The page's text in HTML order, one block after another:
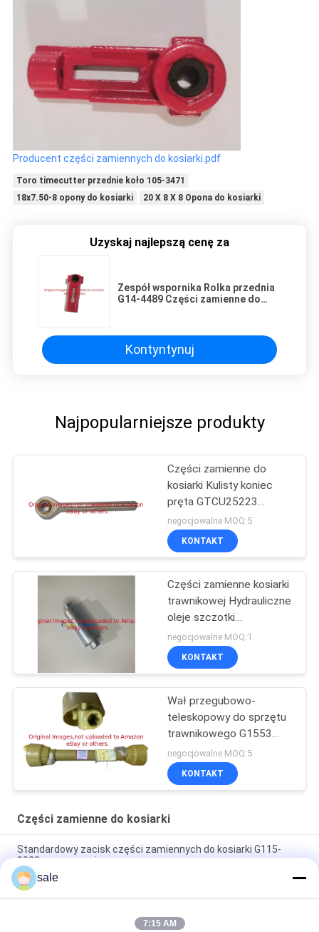
Producent części zamiennych do kosiarki.pdf
Toro timecutter przednie koło 105-3471
18x7.50-8 opony do kosiarki
20 X 8 X 8 Opona do kosiarki
Uzyskaj najlepszą cenę za
Zespół wspornika Rolka przednia
G14-4489 Części zamienne do
Kontyntynuj
Najpopularniejsze produkty
Części zamienne do
kosiarki Kulisty koniec
pręta GTCU25223
Pasuje do kosiarki Deere
negocjowalne MOQ:5
KONTAKT
Części zamienne kosiarki
trawnikowej Hydrauliczne
oleje szczotki
GTCA13646 Fits Deere
lekkie kosiarki Fairway
negocjowalne MOQ:1
KONTAKT
Wał przegubowo-
teleskopowy do sprzętu
trawnikowego G1553
Pasuje do dmuchaw
BUFFALO
negocjowalne MOQ:5
KONTAKT
Części zamienne do kosiarki
Standardowy zacisk części zamiennych do kosiarki G115-
9023 w magazynie
Standardowy rozmiar części zamiennych do kosiarki Zacisk
GAET11311 Pasuje do Deere
sale
7:15 AM